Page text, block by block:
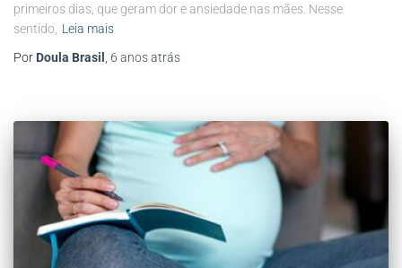
primeiros dias, que geram dor e ansiedade nas mães. Nesse
sentido,
Leia mais
Por Doula Brasil 6 anosatrás